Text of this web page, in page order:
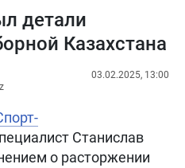
детали
Казахстана
03.02.2025, 13:00
Станислав
о расторжении